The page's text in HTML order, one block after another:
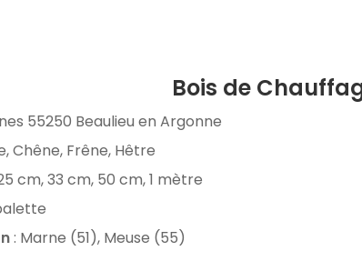
Bois de
55250 Beaulieu en Argonne
Chêne, Frêne, Hêtre
cm, 33 cm, 50 cm, 1 mètre
: Marne (51), Meuse (55)